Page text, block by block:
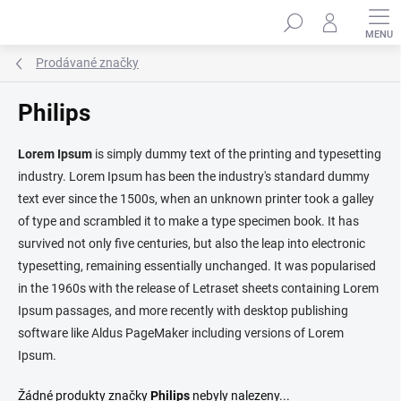
Hledat
Prodávané značky
Philips
Lorem Ipsum is simply dummy text of the printing and typesetting
industry. Lorem Ipsum has been the industry's standard dummy
text ever since the 1500s, when an unknown printer took a galley
of type and scrambled it to make a type specimen book. It has
survived not only five centuries, but also the leap into electronic
typesetting, remaining essentially unchanged. It was popularised
in the 1960s with the release of Letraset sheets containing Lorem
Ipsum passages, and more recently with desktop publishing
software like Aldus PageMaker including versions of Lorem
Ipsum.
Žádné produkty značkyPhilips nebyly nalezeny...